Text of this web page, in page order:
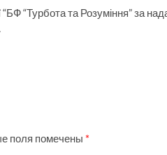
“Турбота та Розуміння” за
поля помечены *